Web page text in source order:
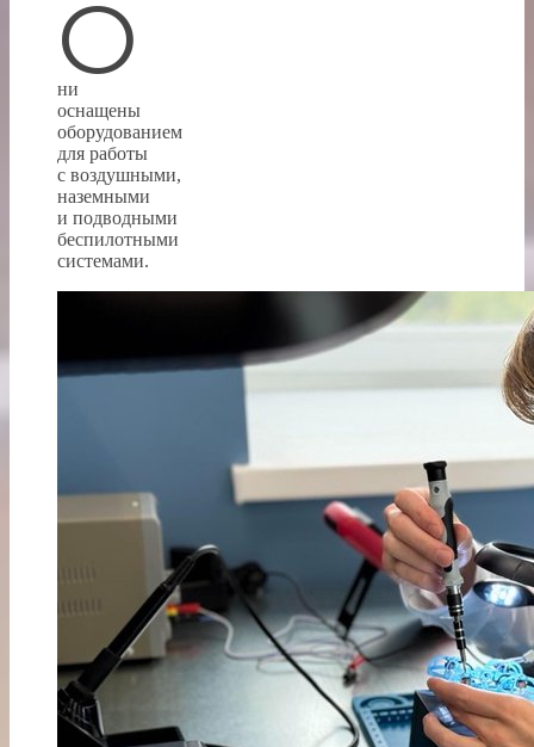
О
ни
оснащены
оборудованием
для работы
с воздушными,
наземными
и подводными
беспилотными
системами.